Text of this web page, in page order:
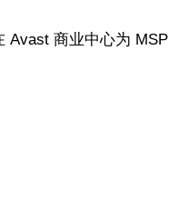
Avast 商业中心为 MSP